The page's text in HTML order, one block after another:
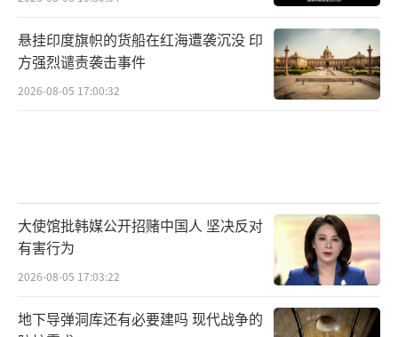
歼-50经验的机会，只不过整个美国军工产业的
凋零，导致可能性很低而已。相比之下，B-21
是在道路已经明确的情况下，遇到了以“轰-2
0”为核心的新一代技术体系的压制，进退两
悬挂印度旗帜的货船在红海遭袭沉没 印
方强烈谴责袭击事件
2026-08-05 17:00:32
大使馆批韩媒公开招赌中国人 坚决反对
有害行为
2026-08-05 17:03:22
地下导弹洞库还有必要建吗 现代战争的